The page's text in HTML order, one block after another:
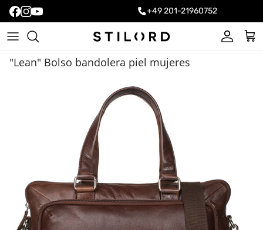
+49 201-21960752
Cuenta
"Lean" Bolso bandolera piel mujeres